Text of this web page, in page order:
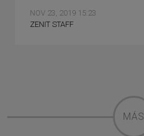
NOV 23, 2019 15:23
ZENIT STAFF
MÁS